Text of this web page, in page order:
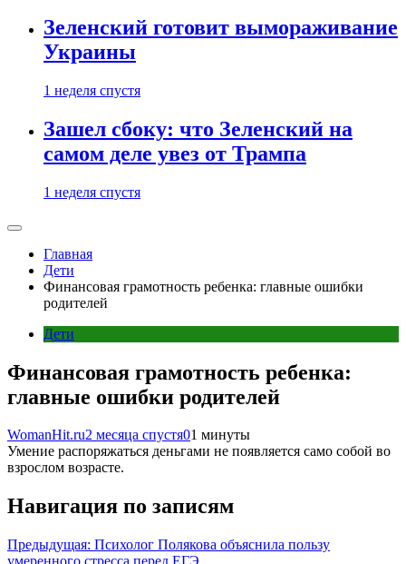
Зеленский готовит вымораживание
Украины
1 неделя спустя
Зашел сбоку: что Зеленский на
самом деле увез от Трампа
1 неделя спустя
Главная
Дети
Финансовая грамотность ребенка: главные ошибки
родителей
Дети
Финансовая грамотность ребенка:
главные ошибки родителей
WomanHit.ru2 месяца спустя01 минуты
Умение распоряжаться деньгами не появляется само собой во
взрослом возрасте.
Навигация по записям
Предыдущая: Психолог Полякова объяснила пользу